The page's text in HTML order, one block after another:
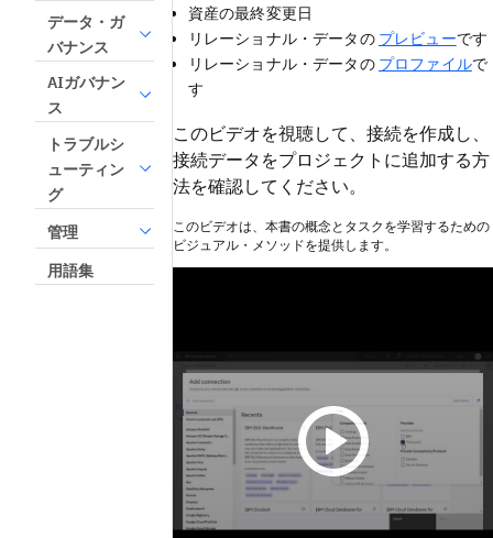
データ・ガ
バナンス
AIガバナン
ス
トラブルシ
ューティン
グ
管理
用語集
資産の最終変更日
リレーショナル・データの プレビューです
リレーショナル・データの プロファイルで
す
このビデオを視聴して、接続を作成し、
接続データをプロジェクトに追加する方
法を確認してください。
このビデオは、本書の概念とタスクを学習するための
ビジュアル・メソッドを提供します。